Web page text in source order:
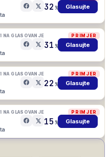
32 % Glasujte
PRIMJER
NA GLASOVANJE
31 % Glasujte
PRIMJER
NA GLASOVANJE
22 % Glasujte
PRIMJER
NA GLASOVANJE
15 % Glasujte